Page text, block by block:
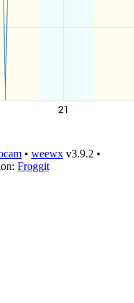
• weewx v3.9.2 •
Froggit